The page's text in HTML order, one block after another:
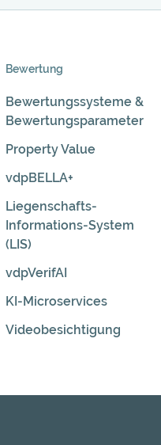
Bewertung
Bewertungssysteme &
Bewertungsparameter
Property Value
vdpBELLA+
Liegenschafts-
Informations-System
(LIS)
vdpVerifAI
KI-Microservices
Videobesichtigung